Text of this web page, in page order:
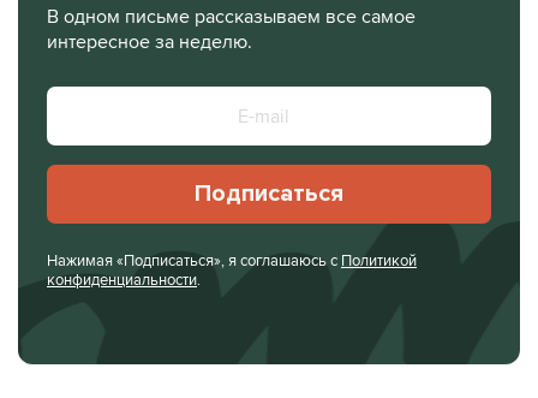
В одном письме рассказываем все самое
интересное за неделю.
Подписаться
Нажимая «Подписаться», я соглашаюсь с Политикой
конфиденциальности.